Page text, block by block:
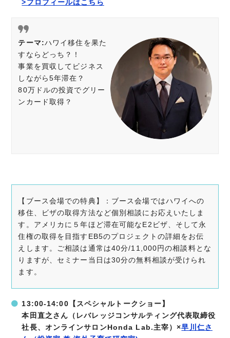
>プロフィールはこちら
テーマ:ハワイ移住を果た
すならどっち？！
事業を買収してビジネス
しながら5年滞在？
80万ドルの投資でグリー
ンカード取得？
【ブース会場での特典】：ブース会場ではハワイへの
移住、ビザの取得方法など個別相談にお応えいたしま
す。アメリカに５年ほど滞在可能なE2ビザ、そして永
住権の取得を目指すEB5のプロジェクトの詳細をお伝
えします。ご相談は通常は40分/11,000円の相談料とな
りますが、セミナー当日は30分の無料相談が受けられ
ます。
13:00-14:00【スペシャルトークショー】
本田直之さん（レバレッジコンサルティング代表取締役
社長、オンラインサロンHonda Lab.主宰）×早川仁さ